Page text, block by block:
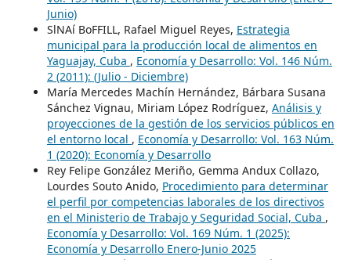
Junio)
SlNAí BoFFILL, Rafael Miguel Reyes, Estrategia
municipal para la producción local de alimentos en
Yaguajay, Cuba , Economía y Desarrollo: Vol. 146 Núm.
2 (2011): (Julio - Diciembre)
María Mercedes Machín Hernández, Bárbara Susana
Sánchez Vignau, Miriam López Rodríguez, Análisis y
proyecciones de la gestión de los servicios públicos en
el entorno local , Economía y Desarrollo: Vol. 163 Núm.
1 (2020): Economía y Desarrollo
Rey Felipe González Meriño, Gemma Andux Collazo,
Lourdes Souto Anido, Procedimiento para determinar
el perfil por competencias laborales de los directivos
en el Ministerio de Trabajo y Seguridad Social, Cuba ,
Economía y Desarrollo: Vol. 169 Núm. 1 (2025):
Economía y Desarrollo Enero-Junio 2025